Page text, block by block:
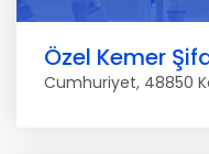
Özel Kemer
Cumhuriyet, 48850